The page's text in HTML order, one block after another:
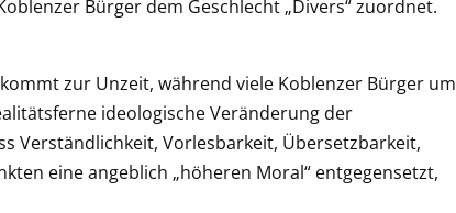
Bürger dem Geschlecht „Divers“ zuordnet.
zur Unzeit, während viele Koblenzer Bürger um
ideologische Veränderung der
Verständlichkeit, Vorlesbarkeit, Übersetzbarkeit,
eine angeblich „höheren Moral“ entgegensetzt,